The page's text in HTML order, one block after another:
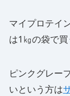
マイプロテイ
は1㎏の袋で買
ピンクグレー
いという方は